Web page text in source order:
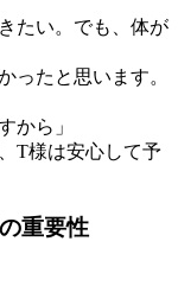
たい。でも、体が
ったと思います。
から」
T様は安心して予
重要性